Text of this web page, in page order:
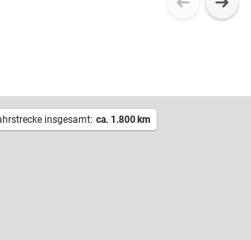
insgesamt: ca. 1.800 km